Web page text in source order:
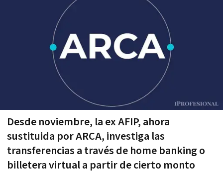
Desde noviembre, la ex AFIP, ahora
sustituida por ARCA, investiga las
transferencias a través de home banking o
billetera virtual a partir de cierto monto